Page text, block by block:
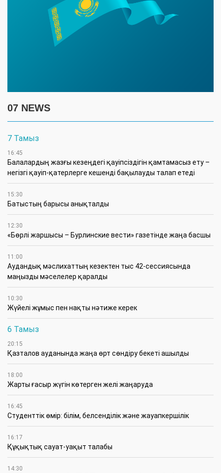
07 NEWS
7 Тамыз
16:45
Балалардың жазғы кезеңдегі қауіпсіздігін қамтамасыз ету –
негізгі қауіп-қатерлерге кешенді бақылауды талап етеді
15:30
Батыстың барысы анықталды
12:30
«Бөрлі жаршысы – Бурлинские вести» газетінде жаңа басшы
11:00
Аудандық мәслихаттың кезектен тыс 42-сессиясында
маңызды мәселелер қаралды
10:30
Жүйелі жұмыс пен нақты нәтиже керек
6 Тамыз
20:15
Қазталов ауданында жаңа өрт сөндіру бекеті ашылды
18:00
Жарты ғасыр жүгін көтерген желі жаңаруда
16:45
Студенттік өмір: білім, белсенділік және жауапкершілік
16:17
Құқықтық сауат-уақыт талабы
14:30